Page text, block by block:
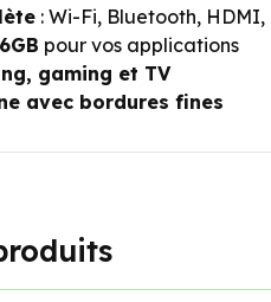
: Wi-Fi, Bluetooth, HDMI,
pour vos applications
gaming et TV
avec bordures fines